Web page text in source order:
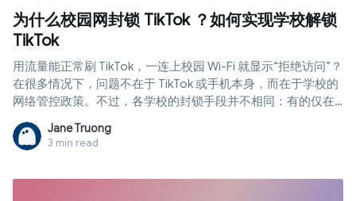
为什么校园网封锁 TikTok ？如何实现学校解锁
TikTok
用流量能正常刷 TikTok，一连上校园 Wi-Fi 就显示“拒绝访问”？
在很多情况下，问题不在于 TikTok 或手机本身，而在于学校的
网络管控政策。不过，各学校的封锁手段并不相同：有的仅在
网络层过滤，有的则在校发设备上通过 MDM 限制。在本文中，
Hidemyacc 将解析常见的学校封锁机制，教您区分不同情况，
并探讨 学校解锁 TikTok 的可行方案与潜在风险。
Jane Truong
3 min read